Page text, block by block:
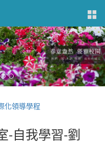
化領導學程
-自我學習-劉